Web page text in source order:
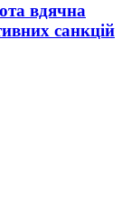
вдячна
санкцій